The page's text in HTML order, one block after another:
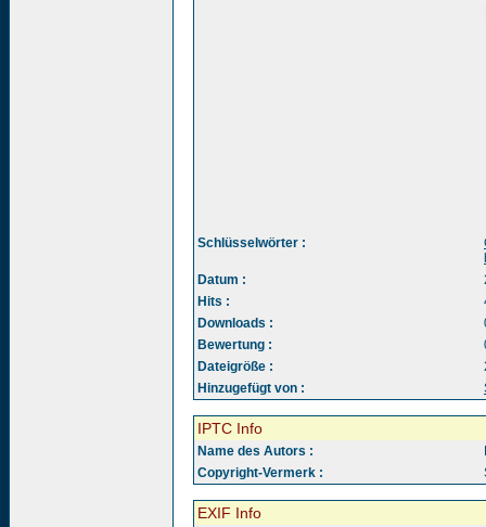
Schlüsselwörter :
Datum :
Hits :
Downloads :
Bewertung :
Dateigröße :
Hinzugefügt von :
IPTC Info
Name des Autors :
Copyright-Vermerk :
EXIF Info